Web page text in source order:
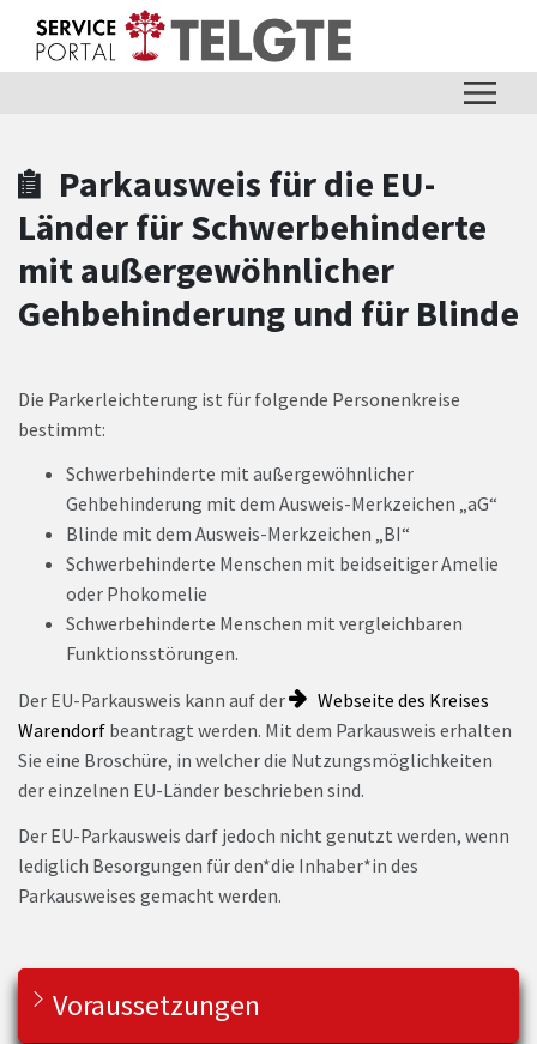
Zum Header
Zum Hauptinhalt
Zum Footer
Zum Hauptinhalt springen
Parkausweis für die EU-
Länder für Schwerbehinderte
mit außergewöhnlicher
Gehbehinderung und für Blinde
Die Parkerleichterung ist für folgende Personenkreise
bestimmt:
Schwerbehinderte mit außergewöhnlicher
Gehbehinderung mit dem Ausweis-Merkzeichen „aG“
Blinde mit dem Ausweis-Merkzeichen „BI“
Schwerbehinderte Menschen mit beidseitiger Amelie
oder Phokomelie
Schwerbehinderte Menschen mit vergleichbaren
Funktionsstörungen.
Der EU-Parkausweis kann auf der
Webseite des Kreises
Warendorf beantragt werden. Mit dem Parkausweis erhalten
Sie eine Broschüre, in welcher die Nutzungsmöglichkeiten
der einzelnen EU-Länder beschrieben sind.
Der EU-Parkausweis darf jedoch nicht genutzt werden, wenn
lediglich Besorgungen für den*die Inhaber*in des
Parkausweises gemacht werden.
Voraussetzungen